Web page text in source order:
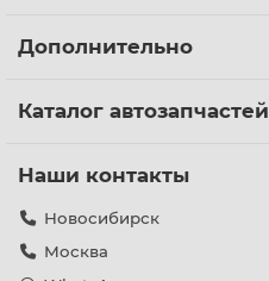
Дополнительно
Каталог автозапчастей
Наши контакты
Новосибирск
Москва